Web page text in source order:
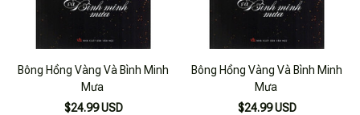
Bông Hồng Vàng Và Bình Minh
Mưa
$24.99 USD
Bông Hồng Vàng Và Bình Minh
Mưa
$24.99 USD